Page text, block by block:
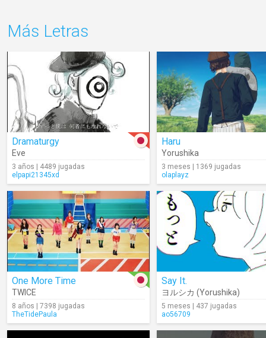
Más Letras
Dramaturgy
Eve
3 años | 4489 jugadas
elpapi21345xd
Haru
Yorushika
3 meses | 1369 jugadas
olaplayz
One More Time
TWICE
8 años | 7398 jugadas
TheTidePaula
Say It.
ヨルシカ (Yorushika)
5 meses | 437 jugadas
ao56709